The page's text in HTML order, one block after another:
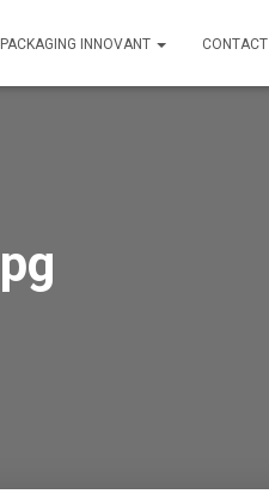
PACKAGING INNOVANT CONTACT